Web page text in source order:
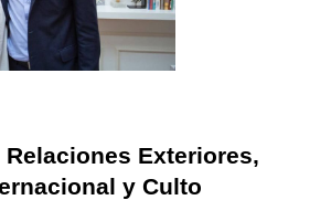
Exteriores,
y Culto